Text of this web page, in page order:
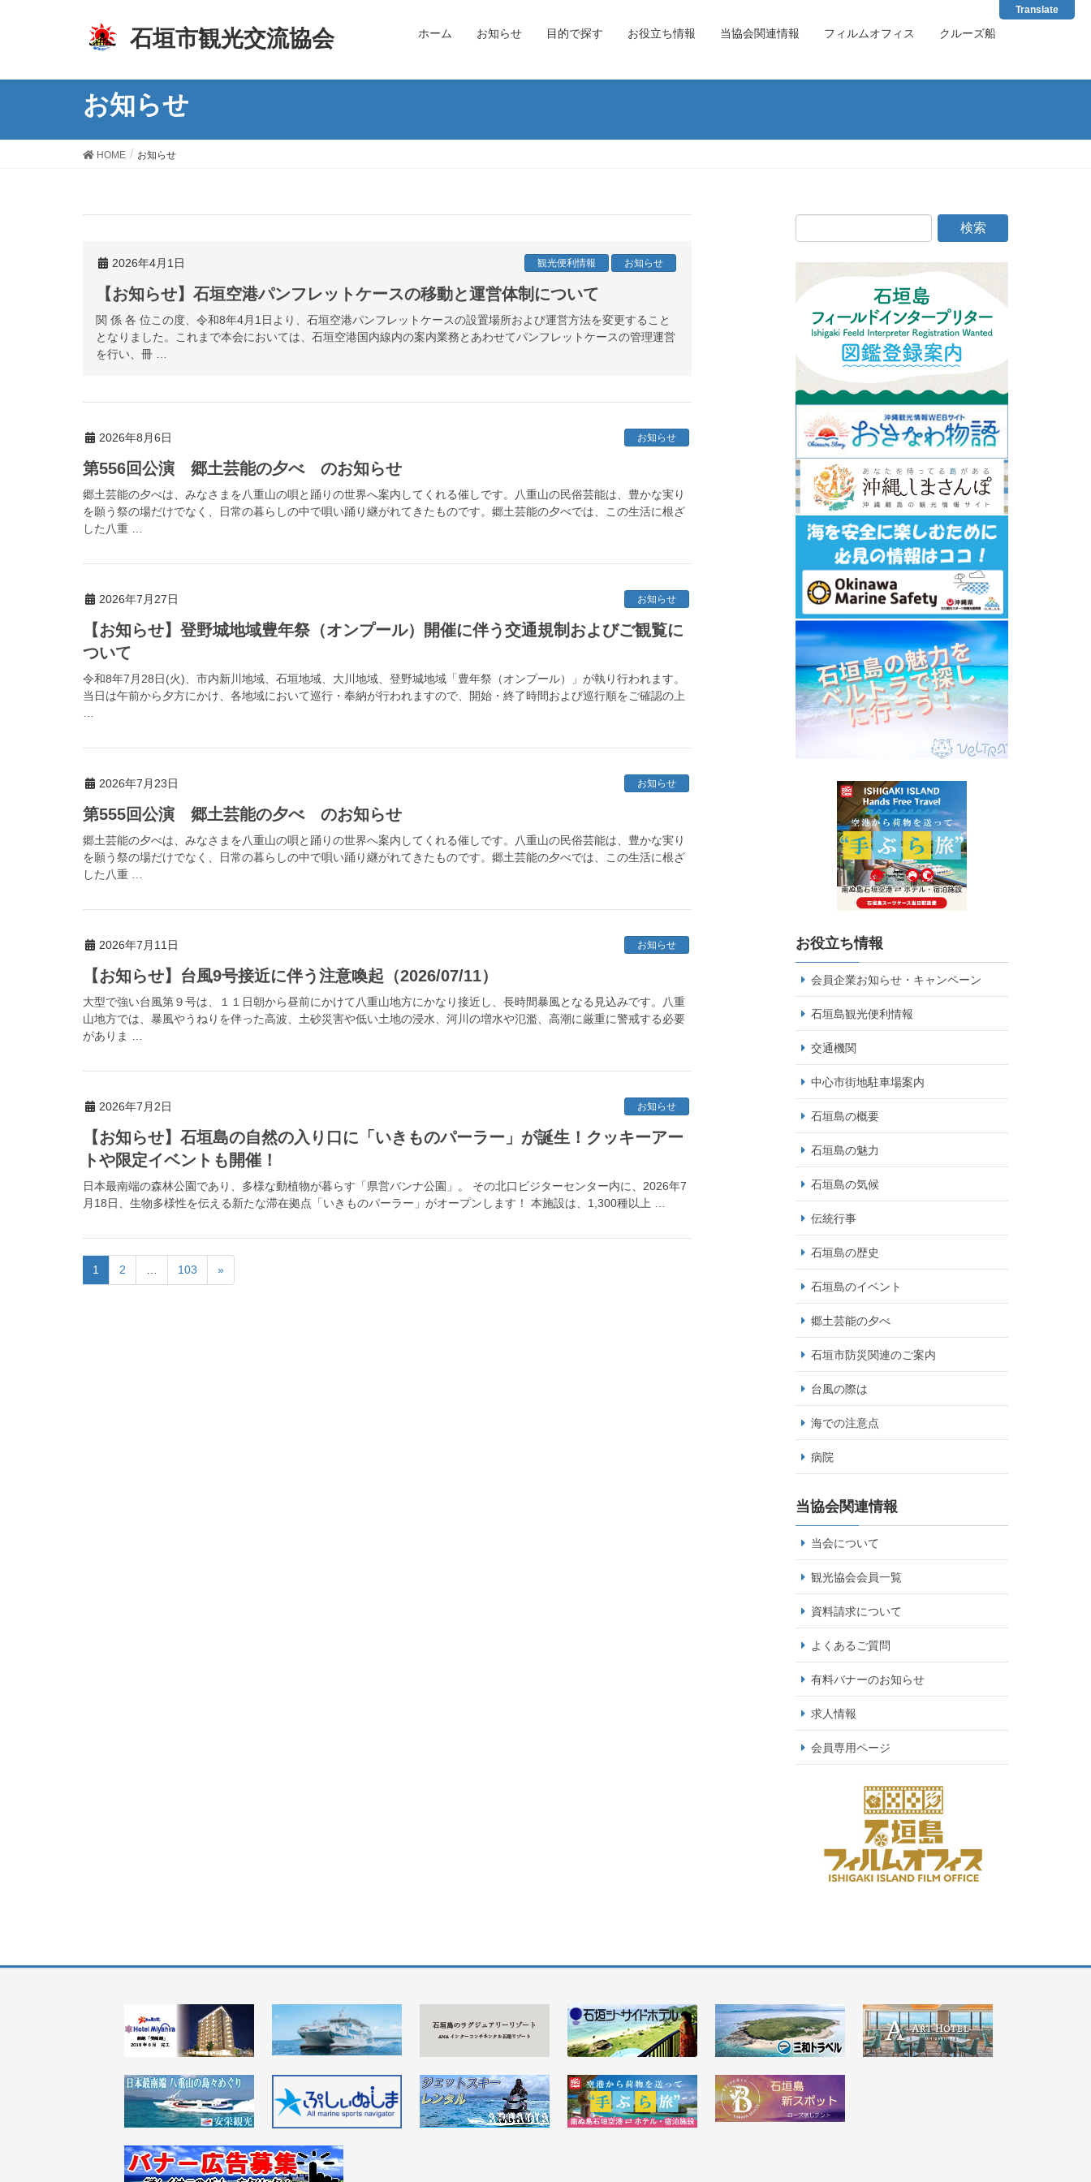
石垣市観光交流協会 ホーム お知らせ 目的で探す お役立ち情報 当協会関連情報 フィルムオフィス クルーズ船
お知らせ
HOME お知らせ
2026年4月1日 お知らせ
観光便利情報
【お知らせ】石垣空港パンフレットケースの移動と運営体制について
関 係 各 位この度、令和8年4月1日より、石垣空港パンフレットケースの設置場所および運営方法を変更すること
となりました。これまで本会においては、石垣空港国内線内の案内業務とあわせてパンフレットケースの管理運営
を行い、冊 …
2026年8月6日 お知らせ
第556回公演 郷土芸能の夕べ のお知らせ
郷土芸能の夕べは、みなさまを八重山の唄と踊りの世界へ案内してくれる催しです。八重山の民俗芸能は、豊かな実り
を願う祭の場だけでなく、日常の暮らしの中で唄い踊り継がれてきたものです。郷土芸能の夕べでは、この生活に根ざ
した八重 …
2026年7月27日 お知らせ
【お知らせ】登野城地域豊年祭（オンプール）開催に伴う交通規制およびご観覧に
ついて
令和8年7月28日(火)、市内新川地域、石垣地域、大川地域、登野城地域「豊年祭（オンプール）」が執り行われます。
当日は午前から夕方にかけ、各地域において巡行・奉納が行われますので、開始・終了時間および巡行順をご確認の上
2026年7月23日 お知らせ
第555回公演 郷土芸能の夕べ のお知らせ
郷土芸能の夕べは、みなさまを八重山の唄と踊りの世界へ案内してくれる催しです。八重山の民俗芸能は、豊かな実り
を願う祭の場だけでなく、日常の暮らしの中で唄い踊り継がれてきたものです。郷土芸能の夕べでは、この生活に根ざ
した八重 …
2026年7月11日 お知らせ
【お知らせ】台風9号接近に伴う注意喚起（2026/07/11）
大型で強い台風第９号は、１１日朝から昼前にかけて八重山地方にかなり接近し、長時間暴風となる見込みです。八重
山地方では、暴風やうねりを伴った高波、土砂災害や低い土地の浸水、河川の増水や氾濫、高潮に厳重に警戒する必要
がありま …
2026年7月2日 お知らせ
【お知らせ】石垣島の自然の入り口に「いきものパーラー」が誕生！クッキーアー
トや限定イベントも開催！
日本最南端の森林公園であり、多様な動植物が暮らす「県営バンナ公園」。 その北口ビジターセンター内に、2026年7
月18日、生物多様性を伝える新たな滞在拠点「いきものパーラー」がオープンします！ 本施設は、1,300種以上 …
1 2 103 »
お役立ち情報
会員企業お知らせ・キャンペーン
石垣島観光便利情報
交通機関
中心市街地駐車場案内
石垣島の概要
石垣島の魅力
石垣島の気候
伝統行事
石垣島の歴史
石垣島のイベント
郷土芸能の夕べ
石垣市防災関連のご案内
台風の際は
海での注意点
病院
当協会関連情報
当会について
観光協会会員一覧
資料請求について
よくあるご質問
有料バナーのお知らせ
求人情報
会員専用ページ
Translate